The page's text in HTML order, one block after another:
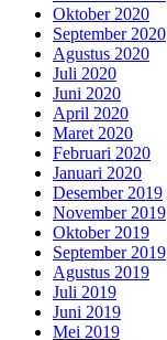
Oktober 2020
September 2020
Agustus 2020
Juli 2020
Juni 2020
April 2020
Maret 2020
Februari 2020
Januari 2020
Desember 2019
November 2019
Oktober 2019
September 2019
Agustus 2019
Juli 2019
Juni 2019
Mei 2019